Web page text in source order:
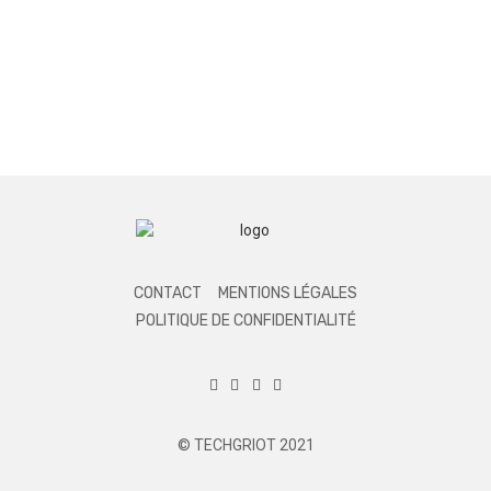
CONTACT
MENTIONS LÉGALES
POLITIQUE DE CONFIDENTIALITÉ
© TECHGRIOT 2021